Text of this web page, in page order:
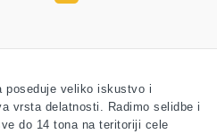
poseduje veliko iskustvo i
vrsta delatnosti. Radimo selidbe i
do 14 tona na teritoriji cele